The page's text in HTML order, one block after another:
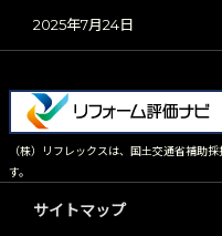
2025年7月24日
（株）リフレックスは、国土交通省補助
す。
サイトマップ